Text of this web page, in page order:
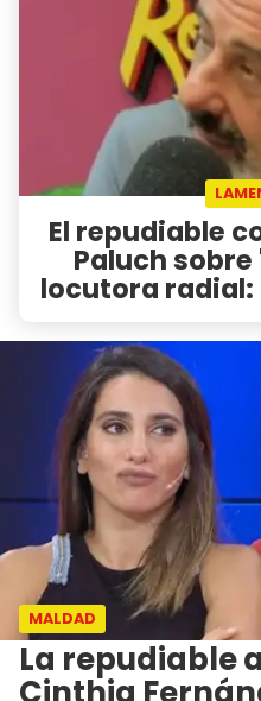
El repudiable
Paluch
locutora radial:
MALDAD
La repudiable